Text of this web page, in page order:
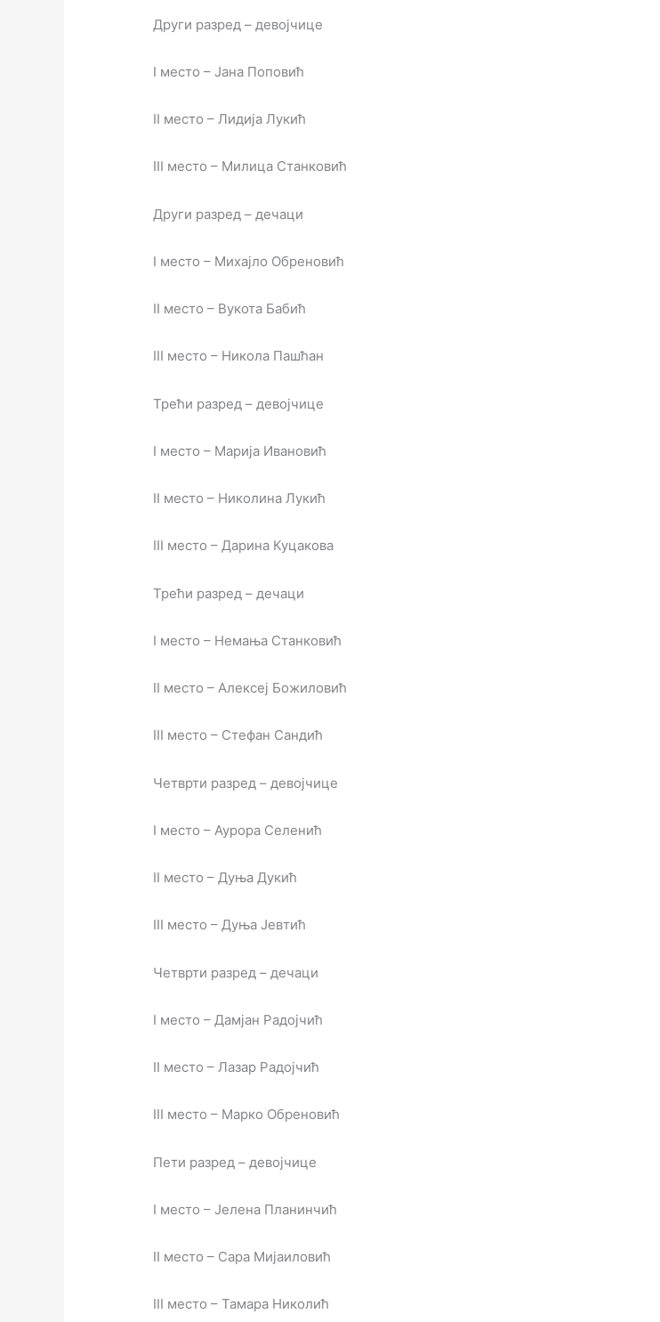
Други разред – девојчице
I место – Јана Поповић
II место – Лидија Лукић
III место – Милица Станковић
Други разред – дечаци
I место – Михајло Обреновић
II место – Вукота Бабић
III место – Никола Пашћан
Трећи разред – девојчице
I место – Марија Ивановић
II место – Николина Лукић
III место – Дарина Куцакова
Трећи разред – дечаци
I место – Немања Станковић
II место – Алексеј Божиловић
III место – Стефан Сандић
Четврти разред – девојчице
I место – Аурора Селенић
II место – Дуња Дукић
III место – Дуња Јевтић
Четврти разред – дечаци
I место – Дамјан Радојчић
II место – Лазар Радојчић
III место – Марко Обреновић
Пети разред – девојчице
I место – Јелена Планинчић
II место – Сара Мијаиловић
III место – Тамара Николић